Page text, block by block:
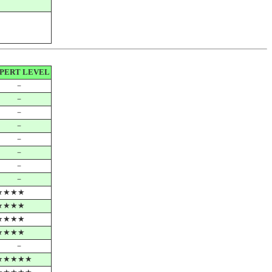
LEVEL
－
－
－
－
－
－
－
－
－